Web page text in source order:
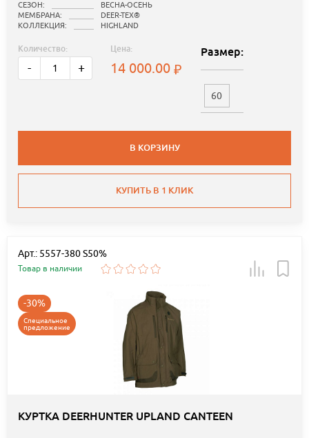
СЕЗОН:
ВЕСНА-ОСЕНЬ
МЕМБРАНА:
DEER-TEX®
КОЛЛЕКЦИЯ:
HIGHLAND
Количество:
- +
Цена:
14 000.00
Размер:
60
В КОРЗИНУ
КУПИТЬ В 1 КЛИК
Арт.: 5557-380 S50%
Товар в наличии
-30%
Специальное
предложение
КУРТКА DEERHUNTER UPLAND CANTEEN